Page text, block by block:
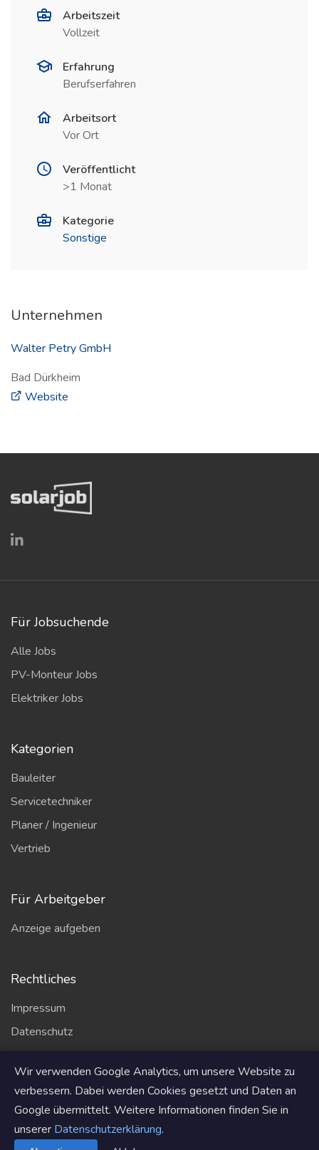
Arbeitszeit
Vollzeit
Erfahrung
Berufserfahren
Arbeitsort
Vor Ort
Veröffentlicht
>1 Monat
Kategorie
Sonstige
Unternehmen
Walter Petry GmbH
Bad Dürkheim
Website
Für Jobsuchende
Alle Jobs
PV-Monteur Jobs
Elektriker Jobs
Kategorien
Bauleiter
Servicetechniker
Planer / Ingenieur
Vertrieb
Für Arbeitgeber
Anzeige aufgeben
Rechtliches
Impressum
Datenschutz
Partner
Wir verwenden Google Analytics, um unsere Website zu
verbessern. Dabei werden Cookies gesetzt und Daten an
Google übermittelt. Weitere Informationen finden Sie in
unserer Datenschutzerklärung.